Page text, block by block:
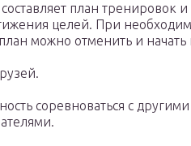
план тренировок и
целей. При
можно отменить и
соревноваться с другими